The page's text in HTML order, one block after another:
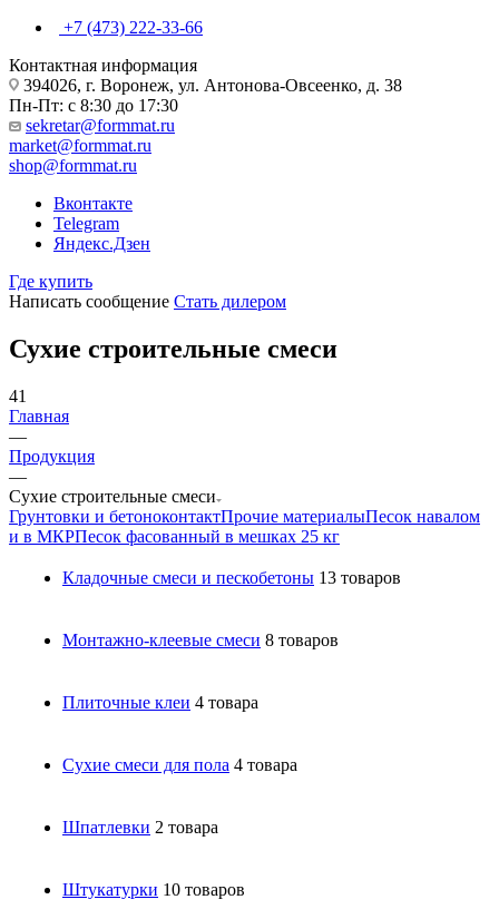
+7 (473) 222-33-66
Контактная информация
394026, г. Воронеж, ул. Антонова-Овсеенко, д. 38
Пн-Пт: с 8:30 до 17:30
sekretar@formmat.ru
market@formmat.ru
shop@formmat.ru
Вконтакте
Telegram
Яндекс.Дзен
Где купить
Написать сообщение Стать дилером
Сухие строительные смеси
41
Главная
—
Продукция
—
Сухие строительные смеси
Грунтовки и бетоноконтактПрочие материалыПесок навалом
и в МКРПесок фасованный в мешках 25 кг
Кладочные смеси и пескобетоны 13 товаров
Монтажно-клеевые смеси 8 товаров
Плиточные клеи 4 товара
Сухие смеси для пола 4 товара
Шпатлевки 2 товара
Штукатурки 10 товаров